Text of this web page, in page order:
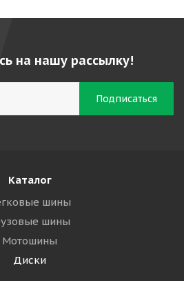
на нашу рассылку!
Каталог
шины
шины
Мотошины
Диски